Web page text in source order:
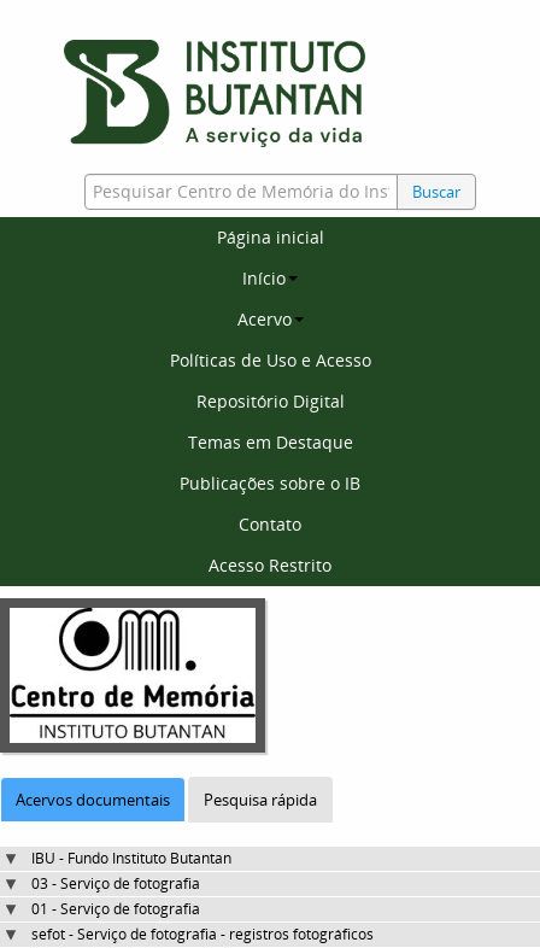
Buscar
Página inicial
Início
Acervo
Políticas de Uso e Acesso
Repositório Digital
Temas em Destaque
Publicações sobre o IB
Contato
Acesso Restrito
Acervos documentais Pesquisa rápida
IBU - Fundo Instituto Butantan
03 - Serviço de fotografia
01 - Serviço de fotografia
sefot - Serviço de fotografia - registros fotográficos